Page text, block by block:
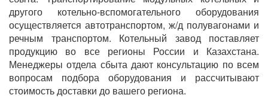
другого котельно-вспомогательного оборудования
осуществляется автотранспортом, ж/д полувагонами и
речным транспортом. Котельный завод поставляет
продукцию во все регионы России и Казахстана.
Менеджеры отдела сбыта дают консультацию по всем
вопросам подбора оборудования и рассчитывают
стоимость доставки до вашего региона.